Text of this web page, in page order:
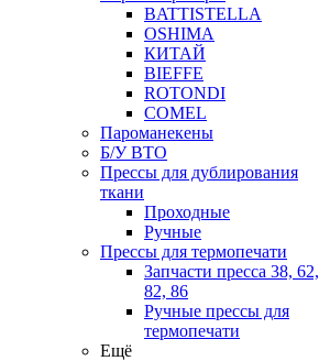
BATTISTELLA
OSHIMA
КИТАЙ
BIEFFE
ROTONDI
COMEL
Пароманекены
Б/У ВТО
Прессы для дублирования
ткани
Проходные
Ручные
Прессы для термопечати
Запчасти пресса 38, 62,
82, 86
Ручные прессы для
термопечати
Ещё